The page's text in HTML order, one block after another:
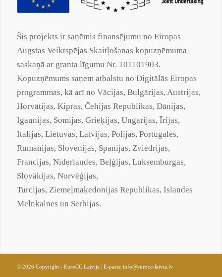
Šis projekts ir saņēmis finansējumu no Eiropas
Augstas Veiktspējas Skaitļošanas kopuzņēmuma
saskaņā ar granta līgumu Nr. 101101903.
Kopuzņēmums saņem atbalstu no Digitālās Eiropas
programmas, kā arī no Vācijas, Bulgārijas, Austrijas,
Horvātijas, Kipras, Čehijas Republikas, Dānijas,
Igaunijas, Somijas, Grieķijas, Ungārijas, Īrijas,
Itālijas, Lietuvas, Latvijas, Polijas, Portugāles,
Rumānijas, Slovēnijas, Spānijas, Zviedrijas,
Francijas, Nīderlandes, Beļģijas, Luksemburgas,
Slovākijas, Norvēģijas,
Turcijas, Ziemeļmaķedonijas Republikas, Islandes
Melnkalnes un Serbijas.
© 2026 Copyright - EuroCC Latvija | E-pasts: info@eurocc-latvia.lv